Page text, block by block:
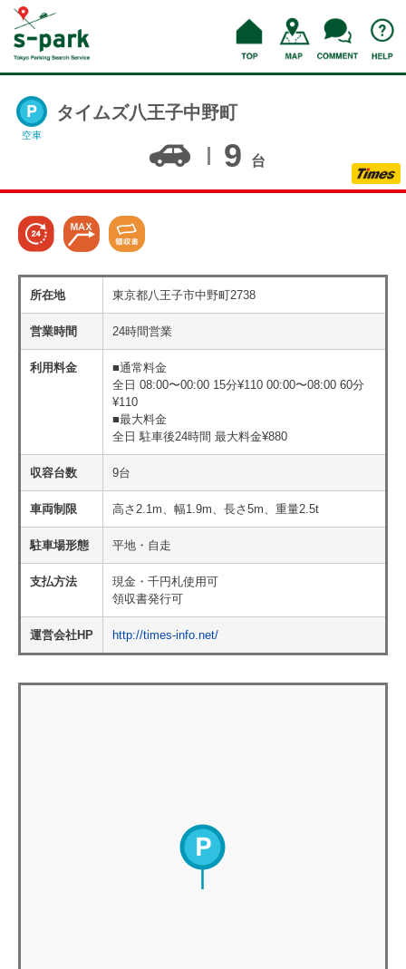
空車
タイムズ八王子中野町
9 台
所在地 東京都八王子市中野町2738
営業時間 24時間営業
利用料金
■通常料金
全日 08:00〜00:00 15分¥110 00:00〜08:00 60分
¥110
■最大料金
全日 駐車後24時間 最大料金¥880
収容台数 9台
車両制限 高さ2.1m、幅1.9m、長さ5m、重量2.5t
駐車場形態 平地・自走
支払方法
現金・千円札使用可
領収書発行可
運営会社HP http://times-info.net/